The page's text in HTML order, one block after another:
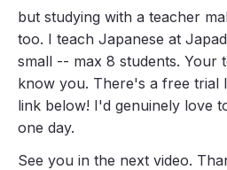
but studying with a teacher
too. I teach Japanese at
small -- max 8 students. Your
know you. There's a free trial
link below! I'd genuinely love
one day.
See you in the next video.